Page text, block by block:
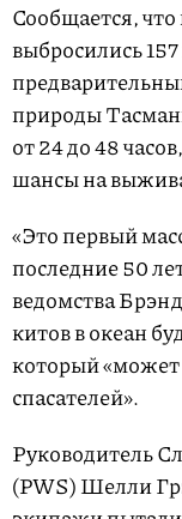
Сообщается, что
выбросились
природы
от 24 до 48
шансы на
«Это первый
последние 50
ведомства
китов в океан
который «может
спасателей».
Руководитель
(PWS) Шелли